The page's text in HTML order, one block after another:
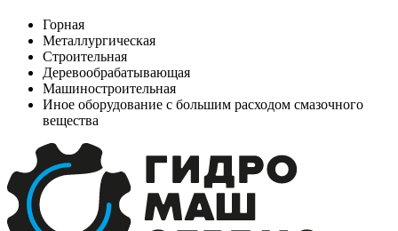
Горная
Металлургическая
Строительная
Деревообрабатывающая
Машиностроительная
Иное оборудование с большим расходом смазочного
вещества